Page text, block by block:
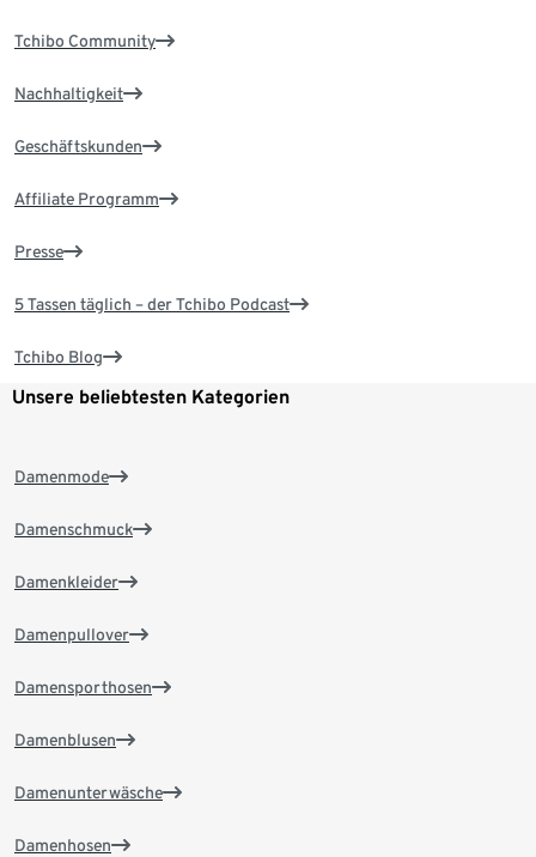
Tchibo Community
Nachhaltigkeit
Geschäftskunden
Affiliate Programm
Presse
5 Tassen täglich – der Tchibo Podcast
Tchibo Blog
Unsere beliebtesten Kategorien
Damenmode
Damenschmuck
Damenkleider
Damenpullover
Damensporthosen
Damenblusen
Damenunterwäsche
Damenhosen